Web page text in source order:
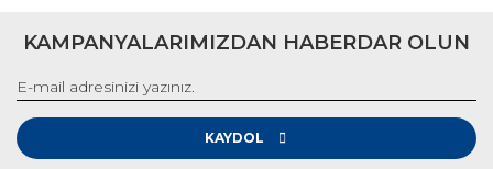
KAMPANYALARIMIZDAN HABERDAR OLUN
KAYDOL